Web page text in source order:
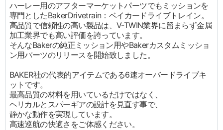
ハーレー用のアフターマーケットパーツでもミッションを
専門としたBakerDrivetrain：ベイカードライブトレイン。
高品質で信頼性の高い製品は、V-TWIN業界に留まらず金属
加工業界でも高い評価を誇っています。
そんなBakerの純正ミッション用やBakerカスタムミッショ
ン用パーツのリリースを開始致しました。
BAKER社の代表的アイテムである6速オーバードライブキ
ットです。
最高品質の材料を用いているだけではなく、
ヘリカルとスパーギアの設計を見直す事で、
静かな動作を実現しています。
高速巡航の快適さをご体感ください。